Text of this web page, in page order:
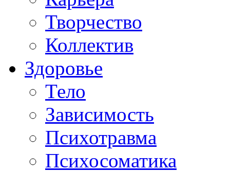
Творчество
Коллектив
Здоровье
Тело
Зависимость
Психотравма
Психосоматика